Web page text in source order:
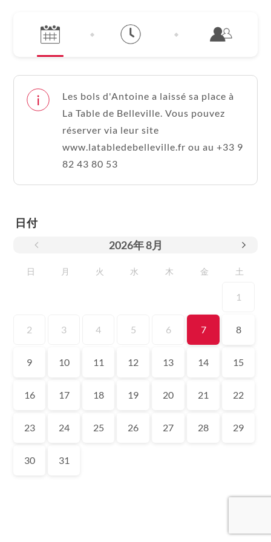
Les bols d'Antoine a laissé sa place à
La Table de Belleville. Vous pouvez
réserver via leur site
www.latabledebelleville.fr ou au +33 9
82 43 80 53
日付
2026年8月
日 月 火 水 木 金 土
1
2 3 4 5 6 7 8
9 10 11 12 13 14 15
16 17 18 19 20 21 22
23 24 25 26 27 28 29
30 31